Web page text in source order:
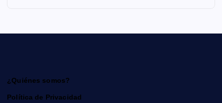
¿Quiénes somos?
Política de Privacidad